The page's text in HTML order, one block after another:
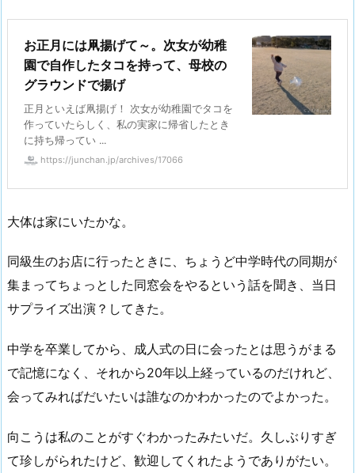
お正月には凧揚げて～。次女が幼稚
園で自作したタコを持って、母校の
グラウンドで揚げ
正月といえば凧揚げ！ 次女が幼稚園でタコを
作っていたらしく、私の実家に帰省したとき
に持ち帰ってい ...
https://junchan.jp/archives/17066
大体は家にいたかな。
同級生のお店に行ったときに、ちょうど中学時代の同期が
集まってちょっとした同窓会をやるという話を聞き、当日
サプライズ出演？してきた。
中学を卒業してから、成人式の日に会ったとは思うがまる
で記憶になく、それから20年以上経っているのだけれど、
会ってみればだいたいは誰なのかわかったのでよかった。
向こうは私のことがすぐわかったみたいだ。久しぶりすぎ
て珍しがられたけど、歓迎してくれたようでありがたい。